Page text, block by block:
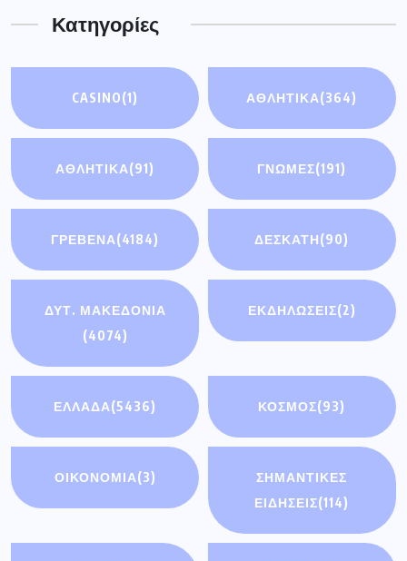
Κατηγορίες
CASINO(1) ΑΘΛΗΤΙΚΑ(364)
ΑΘΛΗΤΙΚΆ(91) ΓΝΩΜΕΣ(191)
ΓΡΕΒΕΝΑ(4184) ΔΕΣΚΑΤΗ(90)
ΔΥΤ. ΜΑΚΕΔΟΝΙΑ
(4074)
ΕΚΔΗΛΩΣΕΙΣ(2)
ΕΛΛΑΔΑ(5436) ΚΟΣΜΟΣ(93)
ΟΙΚΟΝΟΜΊΑ(3)
ΣΗΜΑΝΤΙΚΈΣ
ΕΙΔΉΣΕΙΣ(114)